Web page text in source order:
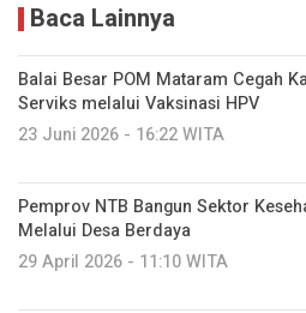
Baca Lainnya
Balai Besar POM Mataram Cegah
Serviks melalui Vaksinasi HPV
23 Juni 2026 - 16:22 WITA
Pemprov NTB Bangun Sektor
Melalui Desa Berdaya
29 April 2026 - 11:10 WITA